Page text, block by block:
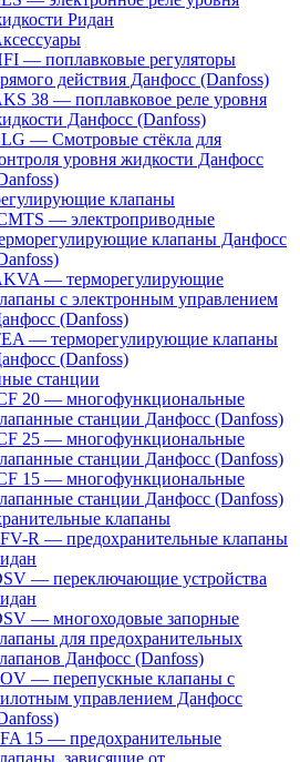
Ридан
— поплавковые регуляторы
действия Данфосс (Danfoss)
38 — поплавковое реле уровня
Данфосс (Danfoss)
— Смотровые стёкла для
уровня жидкости Данфосс
клапаны
— электроприводные
клапаны Данфосс
— терморегулирующие
с электронным управлением
(Danfoss)
— терморегулирующие клапаны
(Danfoss)
станции
20 — многофункциональные
станции Данфосс (Danfoss)
25 — многофункциональные
станции Данфосс (Danfoss)
15 — многофункциональные
станции Данфосс (Danfoss)
клапаны
R — предохранительные клапаны
— переключающие устройства
— многоходовые запорные
для предохранительных
Данфосс (Danfoss)
— перепускные клапаны с
управлением Данфосс
15 — предохранительные
зависящие от